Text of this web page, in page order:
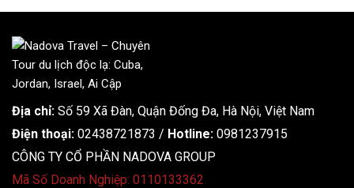
Địa chỉ: Số 59 Xã Đàn, Quận Đống Đa, ​​Hà Nội, Việt Nam
Điện thoại: 02438721873 / Hotline: 0981237915
CÔNG TY CỔ PHẦN NADOVA GROUP
Mã Số Doanh Nghiệp: 0110133362